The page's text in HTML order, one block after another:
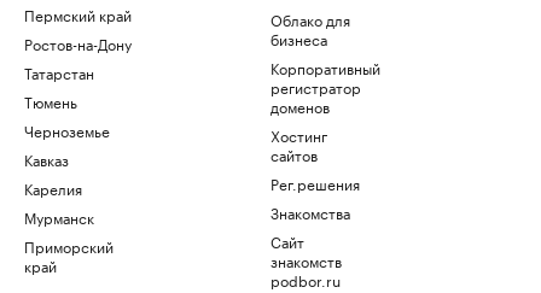
Пермский край
Ростов-на-Дону
Татарстан
Тюмень
Черноземье
Кавказ
Карелия
Мурманск
Приморский
край
Облако для
бизнеса
Корпоративный
регистратор
доменов
Хостинг
сайтов
Рег.решения
Знакомства
Сайт
знакомств
podbor.ru